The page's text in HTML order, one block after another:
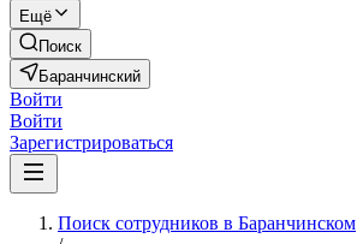
Ещё
Поиск
Баранчинский
Войти
Войти
Зарегистрироваться
Поиск сотрудников в Баранчинском